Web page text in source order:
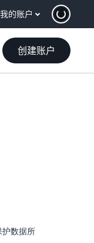
我的账户
创建账户
护数据所